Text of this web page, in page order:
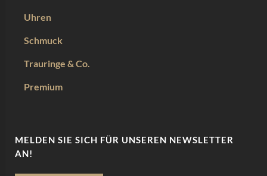
Uhren
Schmuck
Trauringe & Co.
Premium
MELDEN SIE SICH FÜR UNSEREN NEWSLETTER
AN!